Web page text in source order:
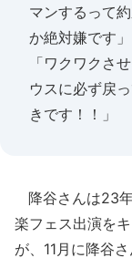
マンするって
か絶対嫌です」
「ワクワクさ
ウスに必ず戻
きです！！」
降谷さんは23
楽フェス出演を
が、11月に降谷